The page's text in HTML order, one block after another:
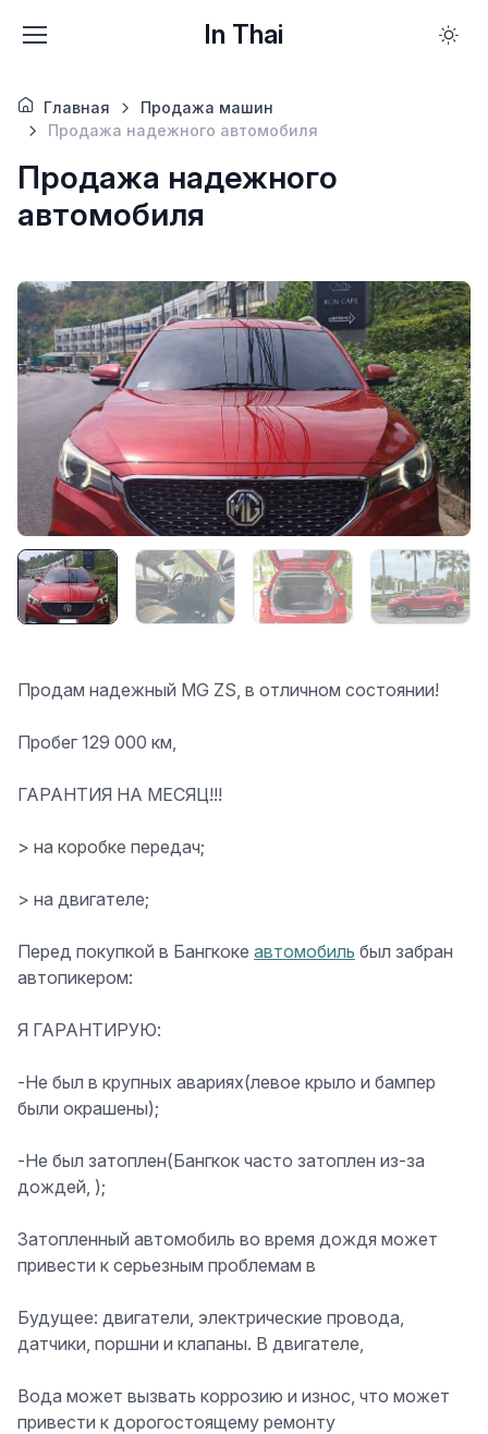
In Thai
Главная
Продажа машин
Продажа надежного автомобиля
Продажа надежного
автомобиля
Продам надежный MG ZS, в отличном состоянии!
Пробег 129 000 км,
ГАРАНТИЯ НА МЕСЯЦ!!!
> на коробке передач;
> на двигателе;
Перед покупкой в Бангкоке автомобиль был забран
автопикером:
Я ГАРАНТИРУЮ:
-Не был в крупных авариях(левое крыло и бампер
были окрашены);
-Не был затоплен(Бангкок часто затоплен из-за
дождей, );
Затопленный автомобиль во время дождя может
привести к серьезным проблемам в
Будущее: двигатели, электрические провода,
датчики, поршни и клапаны. В двигателе,
Вода может вызвать коррозию и износ, что может
привести к дорогостоящему ремонту